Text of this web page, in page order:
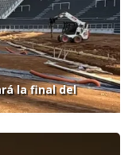
la final del